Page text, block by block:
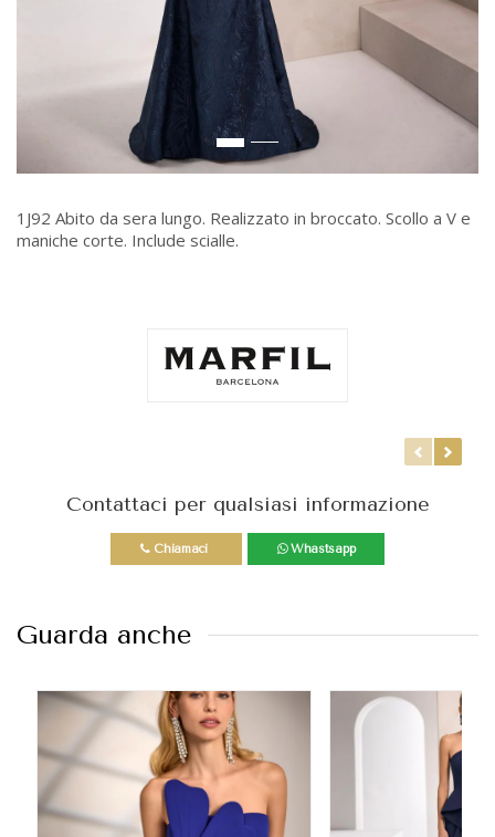
1J92 Abito da sera lungo. Realizzato in broccato. Scollo a V e
maniche corte. Include scialle.
Contattaci per qualsiasi informazione
Chiamaci Whastsapp
Guarda anche